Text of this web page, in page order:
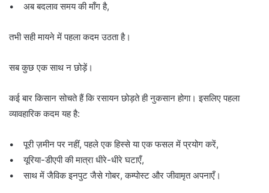
• अब बदलाव समय की माँग है,
तभी सही मायने में पहला कदम उठता है।
सब कुछ एक साथ न छोड़ें।
कई बार किसान सोचते हैं कि रसायन छोड़ते ही नुकसान होगा। इसलिए पहला
व्यावहारिक कदम यह है:
• पूरी ज़मीन पर नहीं, पहले एक हिस्से या एक फसल में प्रयोग करें,
• यूरिया-डीएपी की मात्रा धीरे-धीरे घटाएँ,
• साथ में जैविक इनपुट जैसे गोबर, कम्पोस्ट और जीवामृत अपनाएँ।